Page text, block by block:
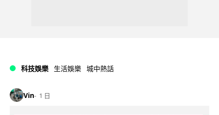
科技娛樂 生活娛樂 城中熱話
Vin 1 日